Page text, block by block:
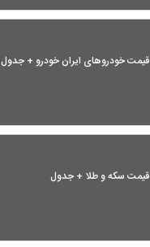
قیمت خودرو‌های ایران خودرو + جدول
قیمت سکه و طلا + جدول